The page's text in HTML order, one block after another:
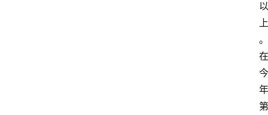
以
上
。
在
今
年
第